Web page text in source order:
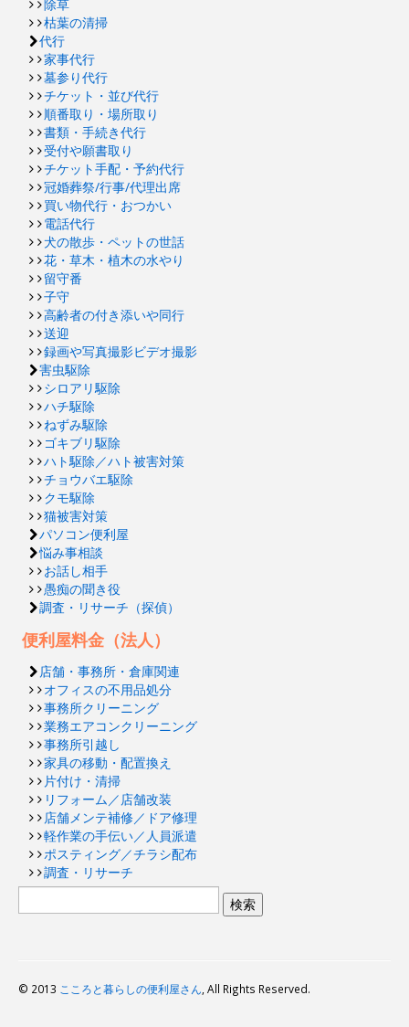
除草
枯葉の清掃
代行
家事代行
墓参り代行
チケット・並び代行
順番取り・場所取り
書類・手続き代行
受付や願書取り
チケット手配・予約代行
冠婚葬祭/行事/代理出席
買い物代行・おつかい
電話代行
犬の散歩・ペットの世話
花・草木・植木の水やり
留守番
子守
高齢者の付き添いや同行
送迎
録画や写真撮影ビデオ撮影
害虫駆除
シロアリ駆除
ハチ駆除
ねずみ駆除
ゴキブリ駆除
ハト駆除／ハト被害対策
チョウバエ駆除
クモ駆除
猫被害対策
パソコン便利屋
悩み事相談
お話し相手
愚痴の聞き役
調査・リサーチ（探偵）
便利屋料金（法人）
店舗・事務所・倉庫関連
オフィスの不用品処分
事務所クリーニング
業務エアコンクリーニング
事務所引越し
家具の移動・配置換え
片付け・清掃
リフォーム／店舗改装
店舗メンテ補修／ドア修理
軽作業の手伝い／人員派遣
ポスティング／チラシ配布
調査・リサーチ
© 2013 こころと暮らしの便利屋さん , All Rights Reserved.